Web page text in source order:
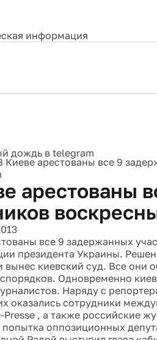
информация
Киеве арестованы все 9
арестованы
все 9 задержанных
президента Украины.
вынес киевский суд. Все они
Одновременно
Наряду с
оказались сотрудники
Presse , а также российские
оппозиционных